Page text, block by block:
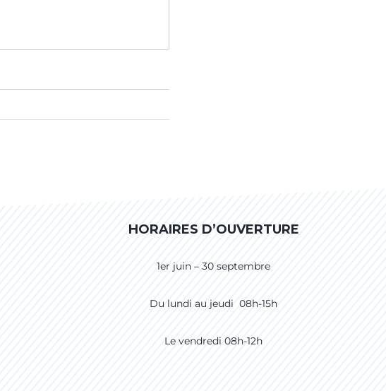
HORAIRES D’OUVERTURE
1er juin – 30 septembre
Du lundi au jeudi 08h-15h
Le vendredi 08h-12h